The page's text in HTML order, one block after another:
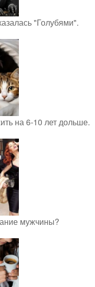
"Голубями".
на 6-10 лет дольше.
мужчины?